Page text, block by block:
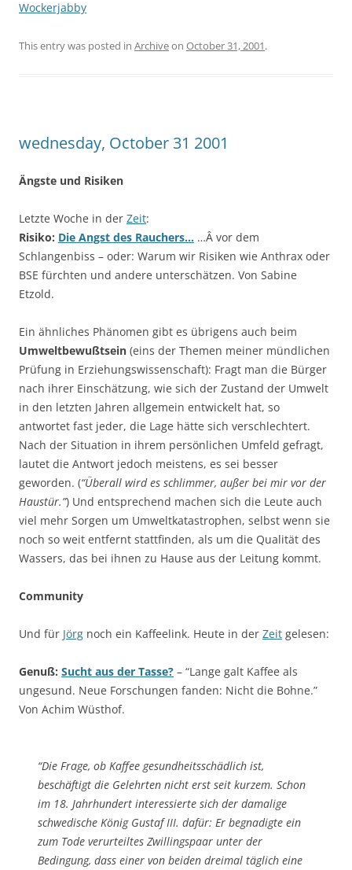
Wockerjabby
This entry was posted in Archiveon October 31, 2001.
wednesday, October 31 2001
Ängste und Risiken
Letzte Woche in der Zeit:
Risiko: Die Angst des Rauchers… …Â vor dem
Schlangenbiss – oder: Warum wir Risiken wie Anthrax oder
BSE fürchten und andere unterschätzen. Von Sabine
Etzold.
Ein ähnliches Phänomen gibt es übrigens auch beim
Umweltbewußtsein (eins der Themen meiner mündlichen
Prüfung in Erziehungswissenschaft): Fragt man die Bürger
nach ihrer Einschätzung, wie sich der Zustand der Umwelt
in den letzten Jahren allgemein entwickelt hat, so
antwortet fast jeder, die Lage hätte sich verschlechtert.
Nach der Situation in ihrem persönlichen Umfeld gefragt,
lautet die Antwort jedoch meistens, es sei besser
geworden. (“Überall wird es schlimmer, außer bei mir vor der
Haustür.”) Und entsprechend machen sich die Leute auch
viel mehr Sorgen um Umweltkatastrophen, selbst wenn sie
noch so weit entfernt stattfinden, als um die Qualität des
Wassers, das bei ihnen zu Hause aus der Leitung kommt.
Community
Und für Jörg noch ein Kaffeelink. Heute in der Zeit gelesen:
Genuß: Sucht aus der Tasse? – “Lange galt Kaffee als
ungesund. Neue Forschungen fanden: Nicht die Bohne.”
Von Achim Wüsthof.
“Die Frage, ob Kaffee gesundheitsschädlich ist,
beschäftigt die Gelehrten nicht erst seit kurzem. Schon
im 18. Jahrhundert interessierte sich der damalige
schwedische König Gustaf III. dafür: Er begnadigte ein
zum Tode verurteiltes Zwillingspaar unter der
Bedingung, dass einer von beiden dreimal täglich eine